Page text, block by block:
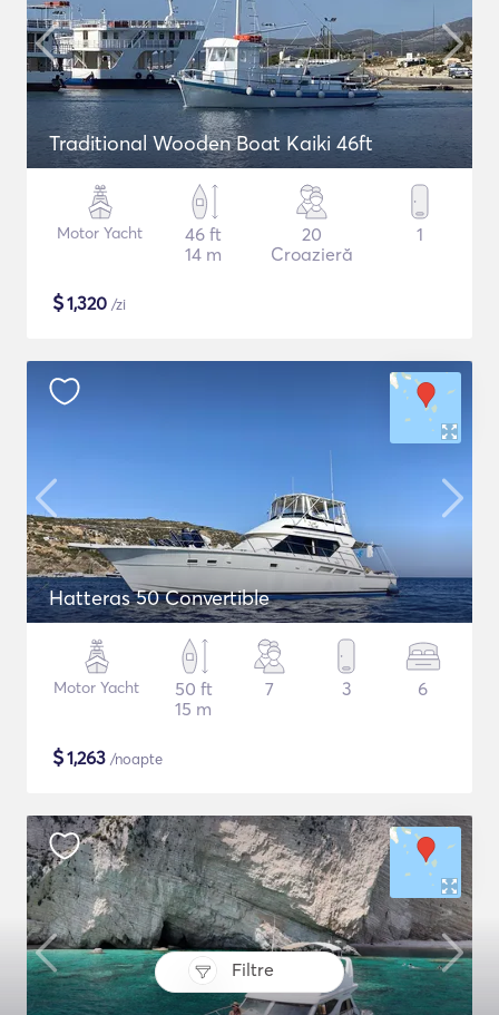
Filtre
Traditional Wooden Boat Kaiki 46ft
Motor Yacht
46 ft
14 m
20
Croazieră
1
$1,320 /zi
Hatteras 50 Convertible
Motor Yacht
50 ft
15 m
7 3 6
$1,263 /noapte